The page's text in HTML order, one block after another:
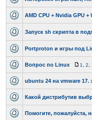
AMD CPU + Nvidia GPU +
Запуск sh скрипта в
Portproton и игры под
Вопрос по Linux 1 2
ubuntu 24 на vmware 17.
Какой дистрибутив
Помогите, пожалуйста,